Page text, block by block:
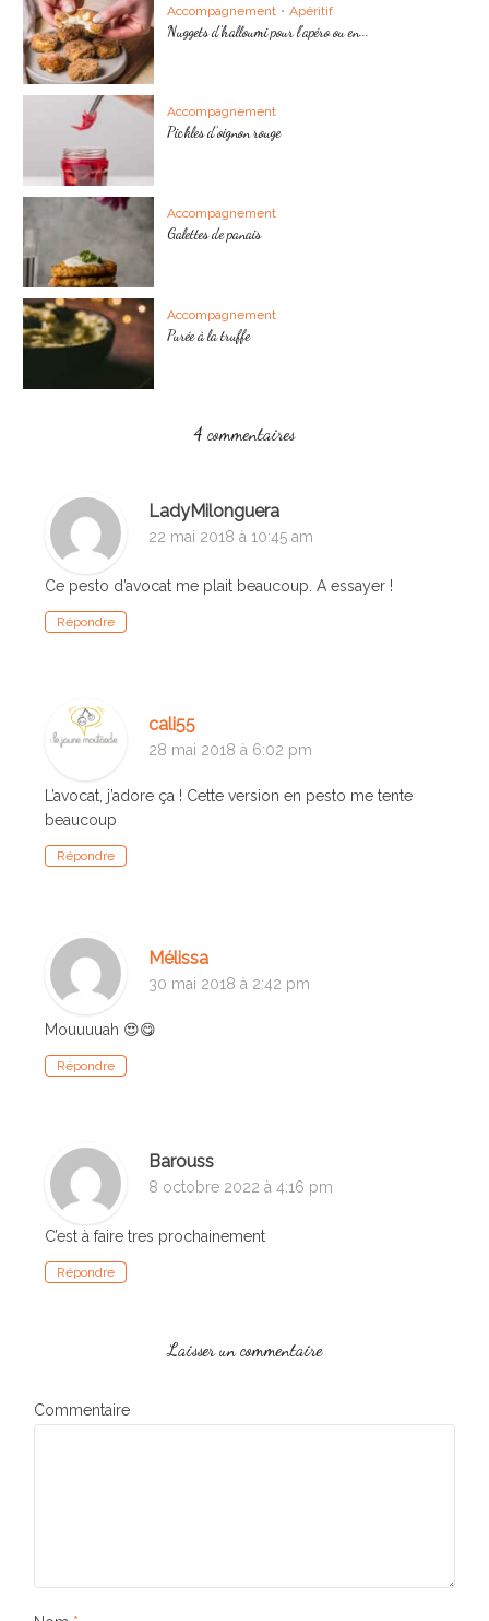
Accompagnement • Apéritif
Nuggets d’halloumi pour l’apéro ou en...
Accompagnement
Pickles d’oignon rouge
Accompagnement
Galettes de panais
Accompagnement
Purée à la truffe
4 commentaires
LadyMilonguera
22 mai 2018 à 10:45 am
Ce pesto d’avocat me plait beaucoup. A essayer !
Répondre
cali55
28 mai 2018 à 6:02 pm
L’avocat, j’adore ça ! Cette version en pesto me tente
beaucoup
Répondre
Mélissa
30 mai 2018 à 2:42 pm
Mouuuuah 😍😋
Répondre
Barouss
8 octobre 2022 à 4:16 pm
C’est à faire tres prochainement
Répondre
Laisser un commentaire
Commentaire